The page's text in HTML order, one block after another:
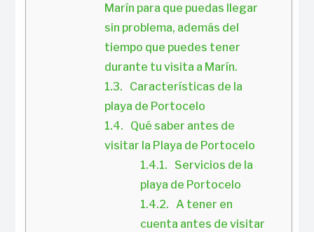
Marín para que puedas llegar
sin problema, además del
tiempo que puedes tener
durante tu visita a Marín.
Características de la
playa de Portocelo
Qué saber antes de
visitar la Playa de Portocelo
Servicios de la
playa de Portocelo
A tener en
cuenta antes de visitar